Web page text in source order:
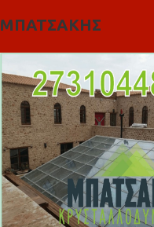
ΜΠΑΤΣΑΚΗΣ